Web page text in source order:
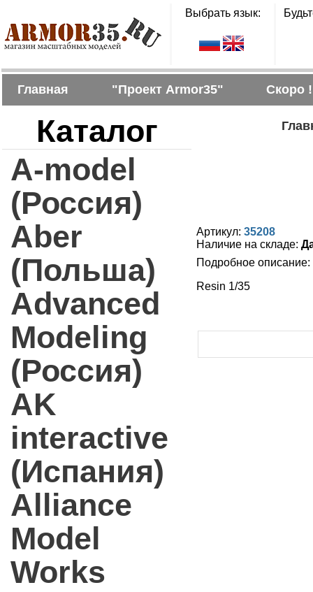
Выбрать язык:
Главная "Проект Armor35" Скоро !
Каталог
A-model
(Россия)
Aber
(Польша)
Advanced
Modeling
(Россия)
AK
interactive
(Испания)
Alliance
Model
Works
Артикул: 35208
Наличие на складе:
Подробное описание:
Resin 1/35